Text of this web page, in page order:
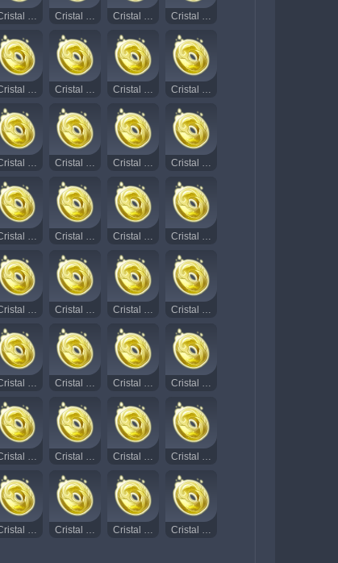
Cristal Rodopiante Radiante 73 Cristal Rodopiante Radiante 74 Cristal Rodopiante Radiante 75 Cristal Rodopiante Radiante 76
Cristal Rodopiante Radiante 88 Cristal Rodopiante Radiante 89 Cristal Rodopiante Radiante 90 Cristal Rodopiante Radiante 91
Cristal Rodopiante Radiante 103 Cristal Rodopiante Radiante 104 Cristal Rodopiante Radiante 105 Cristal Rodopiante Radiante 106
Cristal Rodopiante Radiante 118 Cristal Rodopiante Radiante 119 Cristal Rodopiante Radiante 120 Cristal Rodopiante Radiante 121
Cristal Rodopiante Radiante 133 Cristal Rodopiante Radiante 134 Cristal Rodopiante Radiante 135 Cristal Rodopiante Radiante 136
Cristal Rodopiante Radiante 148 Cristal Rodopiante Radiante 149 Cristal Rodopiante Radiante 150 Cristal Rodopiante Radiante 151
Cristal Rodopiante Radiante 161 Cristal Rodopiante Radiante 162 Cristal Rodopiante Radiante 163 Cristal Rodopiante Radiante 164
Cristal Rodopiante Radiante 176 Cristal Rodopiante Radiante 177 Cristal Rodopiante Radiante 178 Cristal Rodopiante Radiante 179